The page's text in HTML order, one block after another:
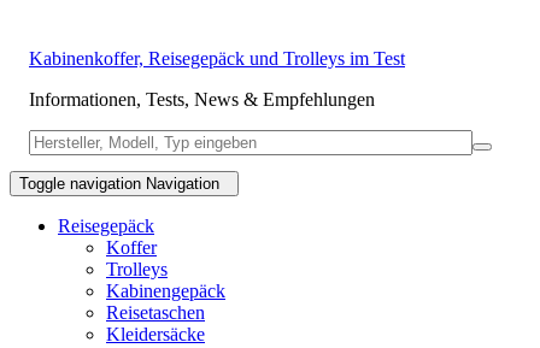
Kabinenkoffer, Reisegepäck und Trolleys im Test
Informationen, Tests, News & Empfehlungen
Toggle navigation Navigation
Reisegepäck
Koffer
Trolleys
Kabinengepäck
Reisetaschen
Kleidersäcke